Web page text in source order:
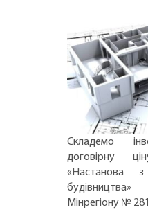
Складемо
договірну
«Настанова з
будівництва»
Мінрегіону №